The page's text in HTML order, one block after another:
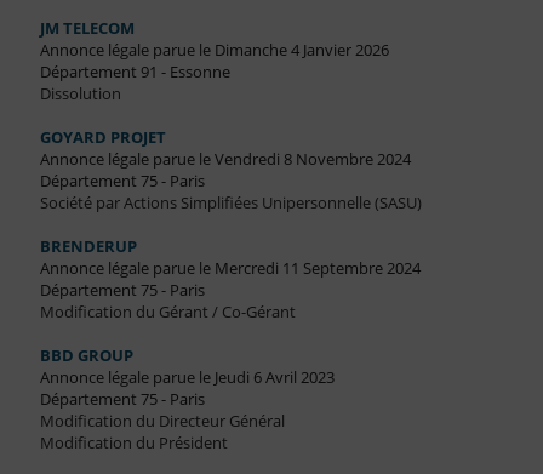
JM TELECOM
Annonce légale parue le Dimanche 4 Janvier 2026
Département 91 - Essonne
Dissolution
GOYARD PROJET
Annonce légale parue le Vendredi 8 Novembre 2024
Département 75 - Paris
Société par Actions Simplifiées Unipersonnelle (SASU)
BRENDERUP
Annonce légale parue le Mercredi 11 Septembre 2024
Département 75 - Paris
Modification du Gérant / Co-Gérant
BBD GROUP
Annonce légale parue le Jeudi 6 Avril 2023
Département 75 - Paris
Modification du Directeur Général
Modification du Président